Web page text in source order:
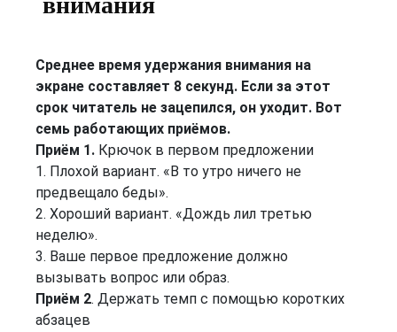
Среднее время удержания внимания на
экране составляет 8 секунд. Если за этот
срок читатель не зацепился, он уходит. Вот
семь работающих приёмов.
Приём 1. Крючок в первом предложении
1. Плохой вариант. «В то утро ничего не
предвещало беды».
2. Хороший вариант. «Дождь лил третью
неделю».
3. Ваше первое предложение должно
вызывать вопрос или образ.
Приём 2. Держать темп с помощью коротких
абзацев